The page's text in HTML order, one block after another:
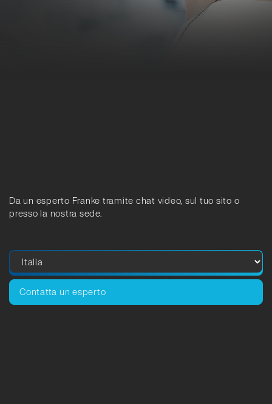
Da un esperto Franke tramite chat video, sul tuo sito o
presso la nostra sede.
Contatta un esperto